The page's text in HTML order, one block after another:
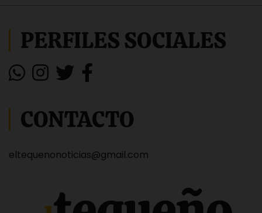
PERFILES SOCIALES
CONTACTO
eltequenonoticias@gmail.com